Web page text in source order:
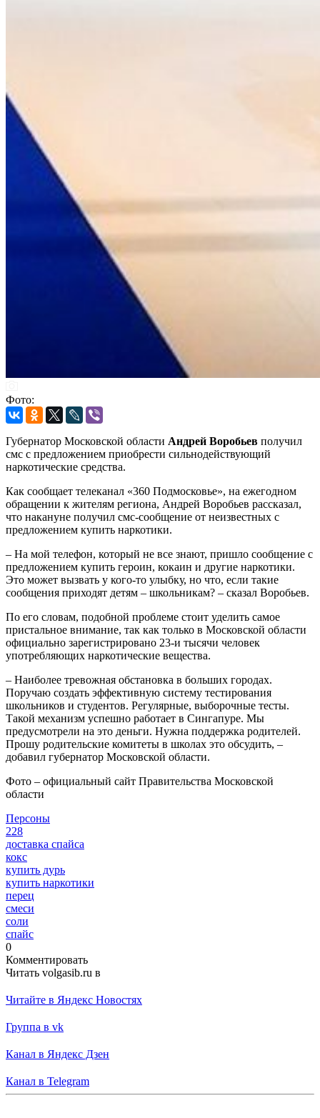
Фото:
Губернатор Московской области Андрей Воробьев получил
смс с предложением приобрести сильнодействующий
наркотические средства.
Как сообщает телеканал «360 Подмосковье», на ежегодном
обращении к жителям региона, Андрей Воробьев рассказал,
что накануне получил смс-сообщение от неизвестных с
предложением купить наркотики.
– На мой телефон, который не все знают, пришло сообщение с
предложением купить героин, кокаин и другие наркотики.
Это может вызвать у кого-то улыбку, но что, если такие
сообщения приходят детям – школьникам? – сказал Воробьев.
По его словам, подобной проблеме стоит уделить самое
пристальное внимание, так как только в Московской области
официально зарегистрировано 23-и тысячи человек
употребляющих наркотические вещества.
– Наиболее тревожная обстановка в больших городах.
Поручаю создать эффективную систему тестирования
школьников и студентов. Регулярные, выборочные тесты.
Такой механизм успешно работает в Сингапуре. Мы
предусмотрели на это деньги. Нужна поддержка родителей.
Прошу родительские комитеты в школах это обсудить, –
добавил губернатор Московской области.
Фото – официальный сайт Правительства Московской
области
Персоны
228
доставка спайса
кокс
купить дурь
купить наркотики
перец
смеси
соли
спайс
0
Комментировать
Читать volgasib.ru в
Читайте в Яндекс Новостях
Группа в vk
Канал в Яндекс Дзен
Канал в Telegram